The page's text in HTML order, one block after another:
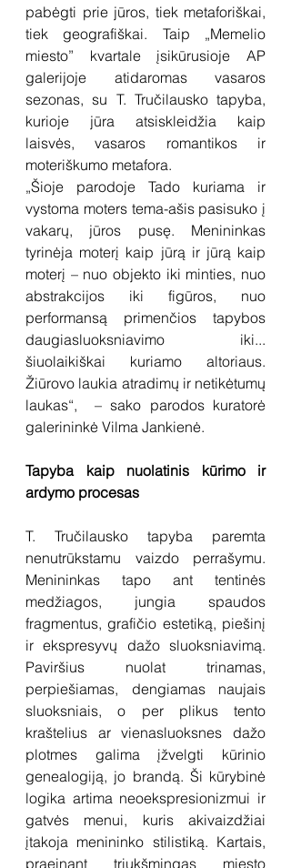
pabėgti prie jūros, tiek metaforiškai,
tiek geografiškai. Taip „Memelio
miesto” kvartale įsikūrusioje AP
galerijoje atidaromas vasaros
sezonas, su T. Tručilausko tapyba,
kurioje jūra atsiskleidžia kaip
laisvės, vasaros romantikos ir
moteriškumo metafora.
„Šioje parodoje Tado kuriama ir
vystoma moters tema-ašis pasisuko į
vakarų, jūros pusę. Menininkas
tyrinėja moterį kaip jūrą ir jūrą kaip
moterį – nuo objekto iki minties, nuo
abstrakcijos iki figūros, nuo
performansą primenčios tapybos
daugiasluoksniavimo iki...
šiuolaikiškai kuriamo altoriaus.
Žiūrovo laukia atradimų ir netikėtumų
laukas“,  – sako parodos kuratorė
galerininkė Vilma Jankienė.
Tapyba kaip nuolatinis kūrimo ir
ardymo procesas
T. Tručilausko tapyba paremta
nenutrūkstamu vaizdo perrašymu.
Menininkas tapo ant tentinės
medžiagos, jungia spaudos
fragmentus, grafičio estetiką, piešinį
ir ekspresyvų dažo sluoksniavimą.
Paviršius nuolat trinamas,
perpiešiamas, dengiamas naujais
sluoksniais, o per plikus tento
kraštelius ar vienasluoksnes dažo
plotmes galima įžvelgti kūrinio
genealogiją, jo brandą. Ši kūrybinė
logika artima neoekspresionizmui ir
gatvės menui, kuris akivaizdžiai
įtakoja menininko stilistiką. Kartais,
praeinant triukšmingas miesto